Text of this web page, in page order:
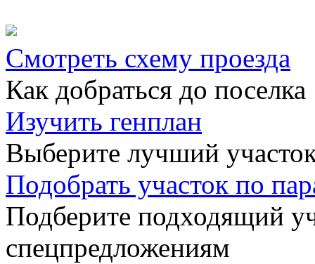
Смотреть схему проезда
Как добраться до поселка
Изучить генплан
Выберите лучший
Подобрать участок по
Подберите подходящий
спецпредложениям